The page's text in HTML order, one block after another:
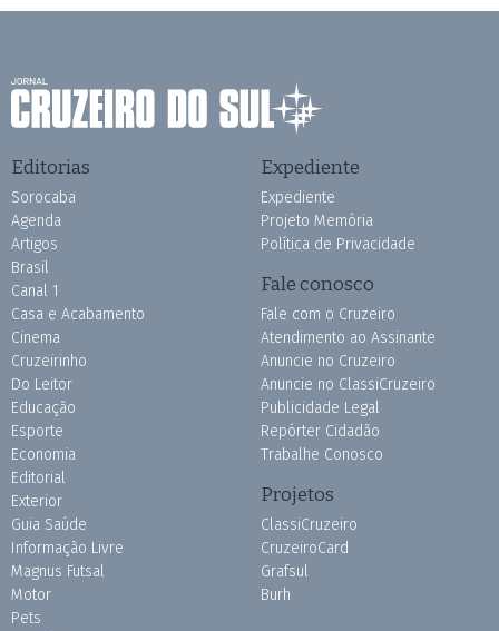
Editorias
Sorocaba
Agenda
Artigos
Brasil
Canal 1
Casa e Acabamento
Cinema
Cruzeirinho
Do Leitor
Educação
Esporte
Economia
Editorial
Exterior
Guia Saúde
Informação Livre
Magnus Futsal
Motor
Pets
Expediente
Expediente
Projeto Memória
Política de Privacidade
Fale conosco
Fale com o Cruzeiro
Atendimento ao Assinante
Anuncie no Cruzeiro
Anuncie no ClassiCruzeiro
Publicidade Legal
Repórter Cidadão
Trabalhe Conosco
Projetos
ClassiCruzeiro
CruzeiroCard
Grafsul
Burh